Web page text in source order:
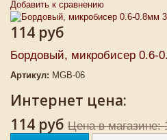
Добавить к сравнению
114 руб
Бордовый, микробисер 0.6-
Артикул: MGB-06
Интернет цена:
114 руб Цена в магазине: